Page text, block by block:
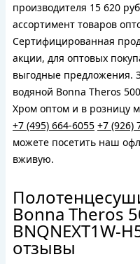
производителя 15 620
ассортимент товаров
Сертифицированная
акции, для оптовых
выгодные предложения.
водяной Bonna Theros
Хром оптом и в розницу
+7 (495) 664-6055 +7 (926)
можете посетить наш
вживую.
Bonna Theros
BNQNEXT1W-
отзывы